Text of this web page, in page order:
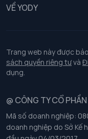
Chính sách bảo vệ dữ
Chính sách thanh toán,
Chính sách chất lượng
Chính sách đơn đồng
VỀ YODY
Tuyển dụng
Trang web này được
sách quyền riêng tưvà
dụng.
@ CÔNG TY CỔ
Mã số doanh nghiệp:
doanh nghiệp do Sở Kế